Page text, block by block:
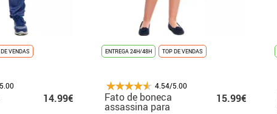
VENDAS
14.99€
ENTREGA 24H/48H TOP DE VENDAS
4.54/5.00
Fato de boneca
assassina para
15.99€